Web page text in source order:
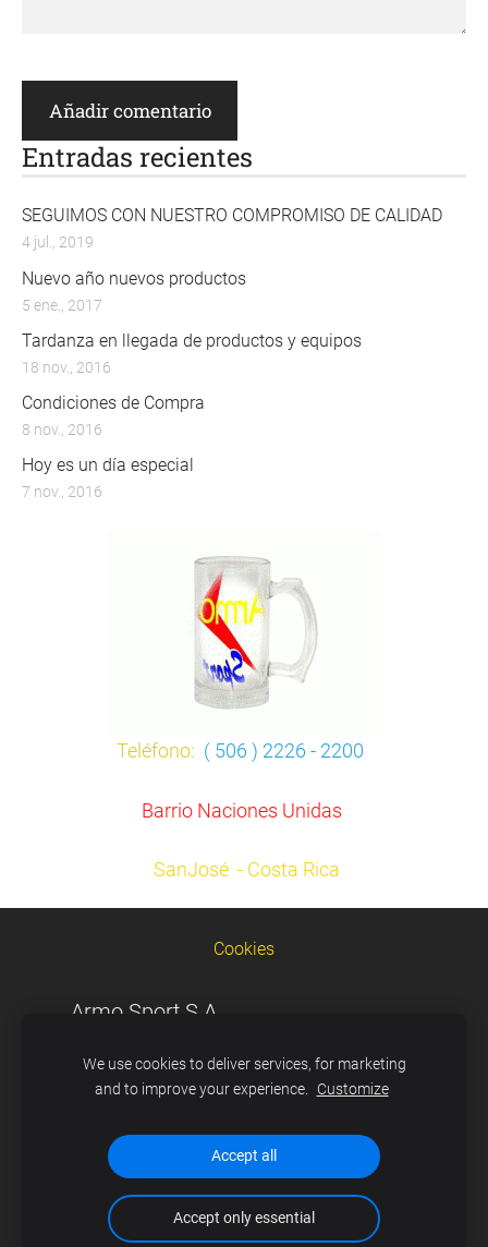
Entradas recientes
SEGUIMOS CON NUESTRO COMPROMISO DE CALIDAD
4 jul., 2019
Nuevo año nuevos productos
5 ene., 2017
Tardanza en llegada de productos y equipos
18 nov., 2016
Condiciones de Compra
8 nov., 2016
Hoy es un día especial
7 nov., 2016
Teléfono: ( 506 ) 2226 - 2200
Barrio Naciones Unidas
SanJosé - Costa Rica
Cookies
Armo Sport S.A.
Teléfono: ( 506) 4080-4221
armosport@gmail.com
Cartago- Costa Rica Copyright 2021
We use cookies to deliver services, for marketing
and to improve your experience. Customize
Accept all
Accept only essential